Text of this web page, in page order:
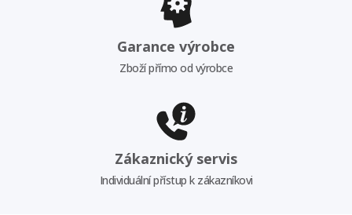
Garance výrobce
Zboží přímo od výrobce
Zákaznický servis
Individuální přístup k zákazníkovi